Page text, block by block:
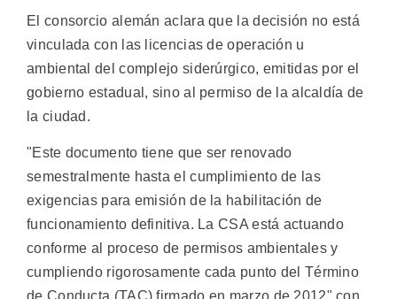
El consorcio alemán aclara que la decisión no está
vinculada con las licencias de operación u
ambiental del complejo siderúrgico, emitidas por el
gobierno estadual, sino al permiso de la alcaldía de
la ciudad.
"Este documento tiene que ser renovado
semestralmente hasta el cumplimiento de las
exigencias para emisión de la habilitación de
funcionamiento definitiva. La CSA está actuando
conforme al proceso de permisos ambientales y
cumpliendo rigorosamente cada punto del Término
de Conducta (TAC) firmado en marzo de 2012" con